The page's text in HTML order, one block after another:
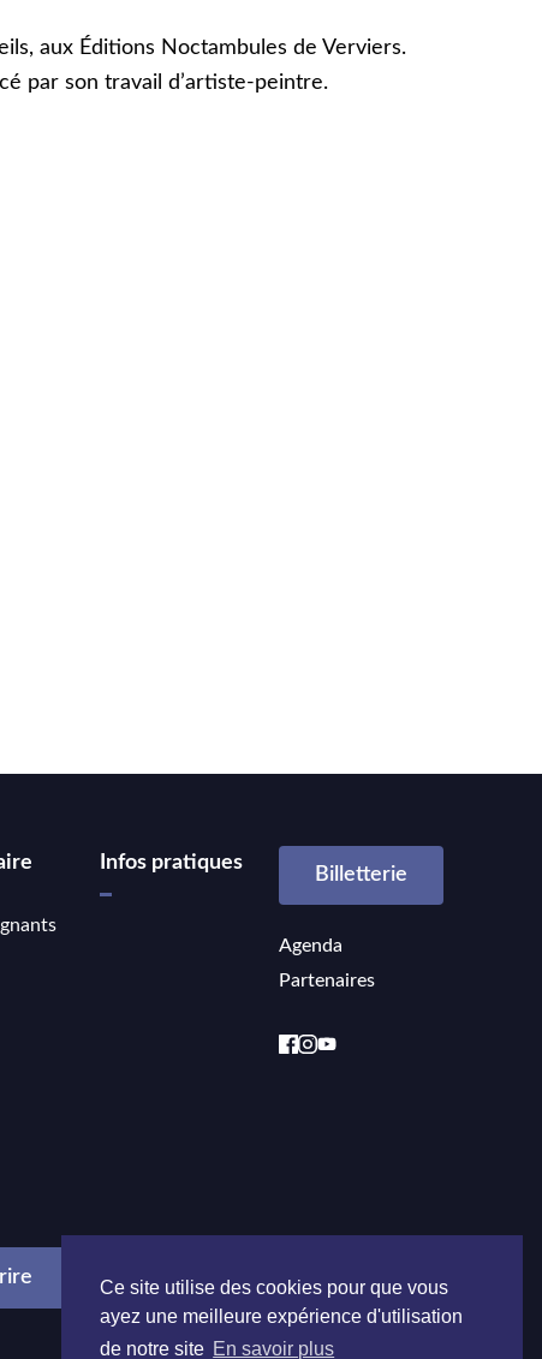
aux Éditions Noctambules de Verviers.
par son travail d’artiste-peintre.
Infos pratiques
Billetterie
Agenda
Partenaires
Ce site utilise des cookies pour que vous
ayez une meilleure expérience d'utilisation
de notre site En savoir plus